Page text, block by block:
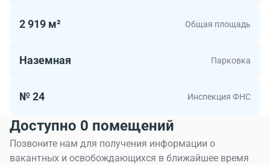
2 919 м² Общая площадь
Наземная Парковка
№ 24 Инспекция ФНС
Доступно 0 помещений
Позвоните нам для получения информации о
вакантных и освобождающихся в ближайшее время